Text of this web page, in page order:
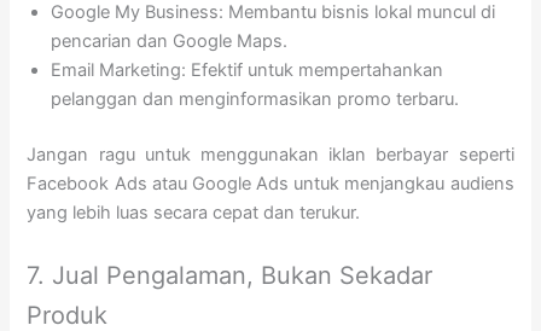
Google My Business: Membantu bisnis lokal muncul di
pencarian dan Google Maps.
Email Marketing: Efektif untuk mempertahankan
pelanggan dan menginformasikan promo terbaru.
Jangan ragu untuk menggunakan iklan berbayar seperti
Facebook Ads atau Google Ads untuk menjangkau audiens
yang lebih luas secara cepat dan terukur.
7. Jual Pengalaman, Bukan Sekadar
Produk